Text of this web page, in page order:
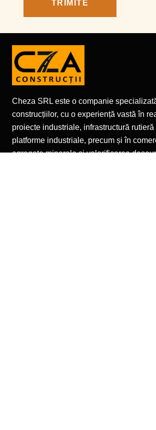
Cheza SRL este o companie
construcțiilor, cu o experiență vastă în
proiecte industriale, infrastructură rutieră
platforme industriale, precum și în
agregate minerale și valorificarea